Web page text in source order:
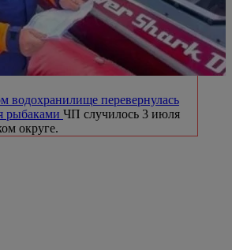
водохранилище перевернулась
рыбаками ЧП случилось 3 июля
округе.